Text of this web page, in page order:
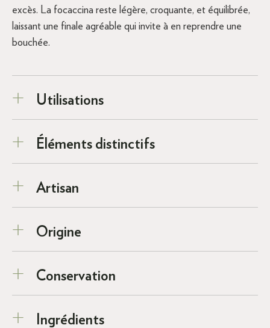
excès. La focaccina reste légère, croquante, et équilibrée,
laissant une finale agréable qui invite à en reprendre une
bouchée.
Utilisations
Éléments distinctifs
Artisan
Origine
Conservation
Ingrédients